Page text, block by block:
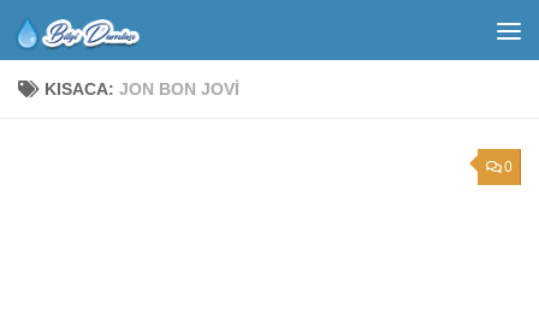
KISACA: JON BON JOVI
0